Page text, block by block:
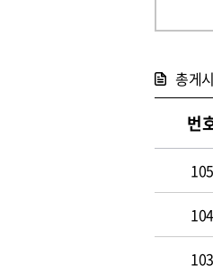
총게
번
105
104
103